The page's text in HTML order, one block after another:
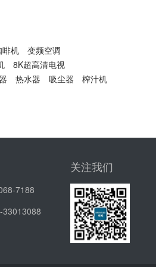
啡机
变频空调
8K超高清电视
热水器 吸尘器
榨汁机
7188
33013088
关注我们